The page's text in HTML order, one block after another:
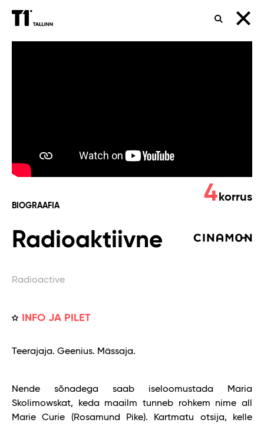
OTSING
BIOGRAAFIA
Radioaktiivne
Radioactive
INFO JA PILET
4 korrus
Teerajaja. Geenius. Mässaja.
Nende sõnadega saab iseloomustada Maria
Skolimowskat, keda maailm tunneb rohkem nime all
Marie Curie (Rosamund Pike). Kartmatu otsija, kelle